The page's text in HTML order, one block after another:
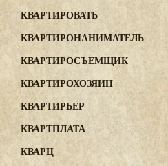
КВАРТИРОВАТЬ
КВАРТИРОНАНИМАТЕЛЬ
КВАРТИРОСЪЕМЩИК
КВАРТИРОХОЗЯИН
КВАРТИРЬЕР
КВАРТПЛАТА
КВАРЦ